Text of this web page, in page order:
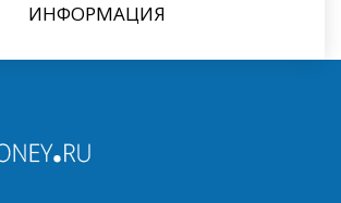
ИНФОРМАЦИЯ